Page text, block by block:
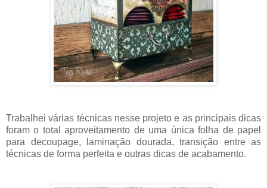
Trabalhei várias técnicas nesse projeto e as principais dicas
foram o total aproveitamento de uma única folha de papel
para decoupage, laminação dourada, transição entre as
técnicas de forma perfeita e outras dicas de acabamento.